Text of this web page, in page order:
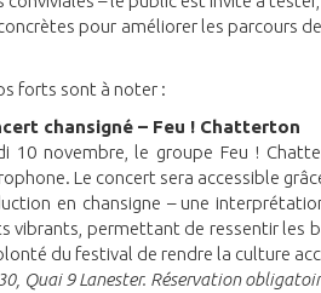
pour améliorer les parcours
forts sont à noter :
chansigné – Feu ! Chatterton
10 novembre, le groupe Feu !
Le concert sera accessible
en chansigne – une
vibrants, permettant de ressentir les
du festival de rendre la culture
Quai 9 Lanester. Réservation